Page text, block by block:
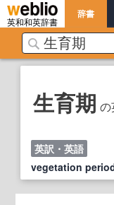
英和和英辞書
辞書
生育期 の
英訳・英語
vegetation